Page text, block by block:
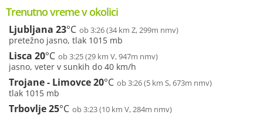
Trenutno vreme v okolici
Ljubljana 23°C ob 3:26 (34 km Z, 299m nmv)
pretežno jasno, tlak 1015 mb
Lisca 20°C ob 3:25 (29 km V, 947m nmv)
jasno, veter v sunkih do 40 km/h
Trojane - Limovce20°C ob 3:26 (5 km S, 673m nmv)
tlak 1015 mb
Trbovlje25°C ob 3:23 (10 km V, 284m nmv)